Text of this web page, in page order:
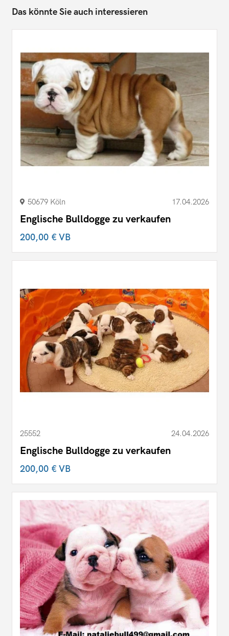
Das könnte Sie auch interessieren
50679 Köln 17.04.2026
Englische Bulldogge zu verkaufen
200,00 €VB
25552 24.04.2026
Englische Bulldogge zu verkaufen
200,00 €VB